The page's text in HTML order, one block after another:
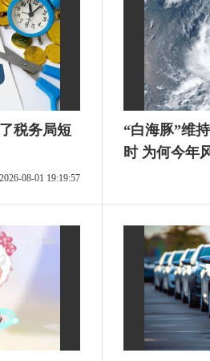
税务局短
2026-08-01 19:19:57
“白海豚”维
时 为何今年